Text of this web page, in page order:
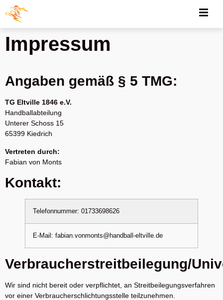
Impressum
Angaben gemäß § 5 TMG:
TG Eltville 1846 e.V.
Handballabteilung
Unterer Schoss 15
65399 Kiedrich
Vertreten durch:
Fabian von Monts
Kontakt:
Telefonnummer: 01733698626
E-Mail: fabian.vonmonts@handball-eltville.de
Verbraucherstreitbeilegung/
Wir sind nicht bereit oder verpflichtet, an Streitbeilegungsverfahren
vor einer Verbraucherschlichtungsstelle teilzunehmen.